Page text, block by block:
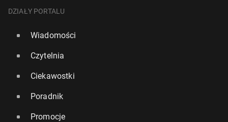
DZIAŁY PORTALU
Wiadomości
Czytelnia
Ciekawostki
Poradnik
Promocje